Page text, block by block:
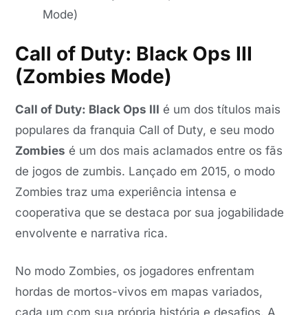
Call of Duty: Black Ops III
(Zombies Mode)
Call of Duty: Black Ops III é um dos títulos mais
populares da franquia Call of Duty, e seu modo
Zombies é um dos mais aclamados entre os fãs
de jogos de zumbis. Lançado em 2015, o modo
Zombies traz uma experiência intensa e
cooperativa que se destaca por sua jogabilidade
envolvente e narrativa rica.
No modo Zombies, os jogadores enfrentam
hordas de mortos-vivos em mapas variados,
cada um com sua própria história e desafios. A